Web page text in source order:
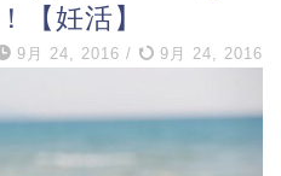
【妊活】
9月 24, 2016 / 9月 24, 2016